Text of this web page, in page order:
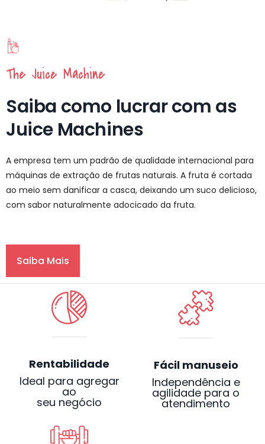
The Juice Machine
Saiba como lucrar com as
Juice Machines
A empresa tem um padrão de qualidade internacional para
máquinas de extração de frutas naturais. A fruta é cortada
ao meio sem danificar a casca, deixando um suco delicioso,
com sabor naturalmente adocicado da fruta.
Saiba Mais
Rentabilidade
Ideal para agregar
ao
seu negócio
Fácil manuseio
Independência e
agilidade para o
atendimento